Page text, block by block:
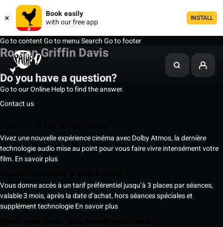
Book easily
with our free app
INSTALL
Go to contentGo to menuSearchGo to footer
Roman Griffin Davis
Do you have a question?
Go to our Online Help to find the answer.
Contact us
Vivez une nouvelle expérience cinéma avec Dolby Atmos, la dernière
technologie audio mise au point pour vous faire vivre intensément votre
film. En savoir plus
Vous donne accès à un tarif préférentiel jusqu’à 3 places par séances,
valable 3 mois, après la date d’achat, hors séances spéciales et
supplément technologieEn savoir plus